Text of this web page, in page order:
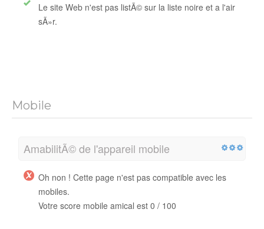
Le site Web n'est pas listÃ© sur la liste noire et a l'air
sÃ»r.
Mobile
AmabilitÃ© de l'appareil mobile
Oh non ! Cette page n'est pas compatible avec les
mobiles.
Votre score mobile amical est 0 / 100